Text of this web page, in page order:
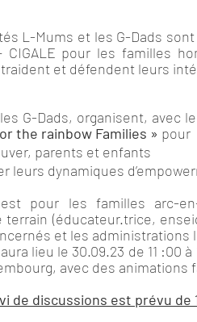
L-Mums et les G-Dads
CIGALE pour les familles
et défendent leurs
G-Dads, organisent, avec
the rainbow Families » pour
parents et enfants
leurs dynamiques
pour les familles arc-
(éducateur.trice,
et les administrations
lieu le 30.09.23 de 11 :00
avec des animations
de discussions est prévu de